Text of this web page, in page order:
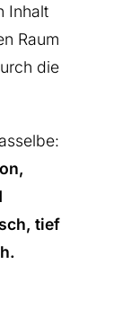
Inhalt
Raum
die
tief